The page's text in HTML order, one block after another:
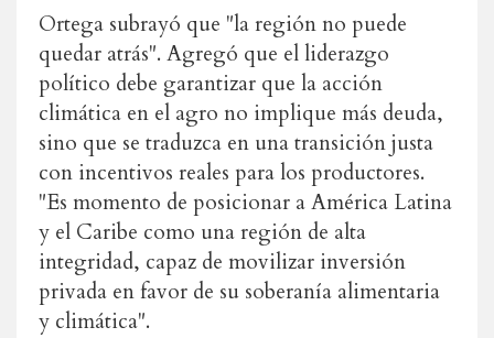
Ortega subrayó que "la región no puede
quedar atrás". Agregó que el liderazgo
político debe garantizar que la acción
climática en el agro no implique más deuda,
sino que se traduzca en una transición justa
con incentivos reales para los productores.
"Es momento de posicionar a América Latina
y el Caribe como una región de alta
integridad, capaz de movilizar inversión
privada en favor de su soberanía alimentaria
y climática".